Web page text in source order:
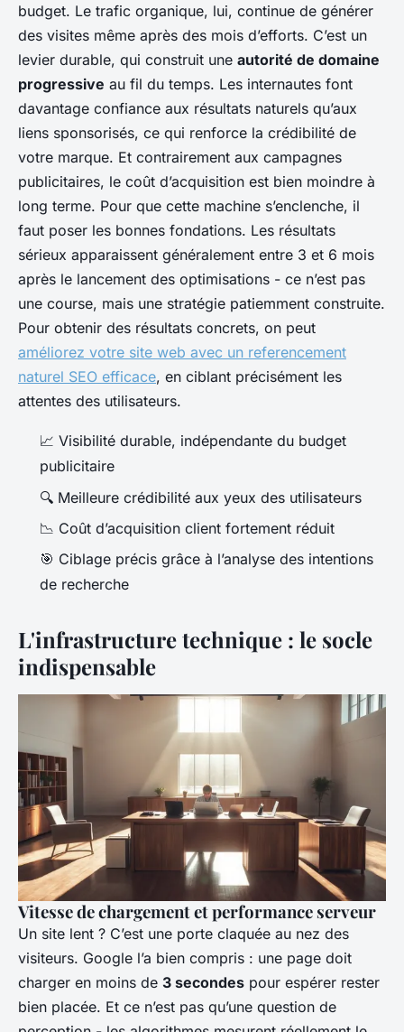
budget. Le trafic organique, lui, continue de générer
des visites même après des mois d’efforts. C’est un
levier durable, qui construit une autorité de domaine
progressive au fil du temps. Les internautes font
davantage confiance aux résultats naturels qu’aux
liens sponsorisés, ce qui renforce la crédibilité de
votre marque. Et contrairement aux campagnes
publicitaires, le coût d’acquisition est bien moindre à
long terme. Pour que cette machine s’enclenche, il
faut poser les bonnes fondations. Les résultats
sérieux apparaissent généralement entre 3 et 6 mois
après le lancement des optimisations - ce n’est pas
une course, mais une stratégie patiemment construite.
Pour obtenir des résultats concrets, on peut
améliorez votre site web avec un referencement
naturel SEO efficace, en ciblant précisément les
attentes des utilisateurs.
📈 Visibilité durable, indépendante du budget
publicitaire
🔍 Meilleure crédibilité aux yeux des utilisateurs
📉 Coût d’acquisition client fortement réduit
🎯 Ciblage précis grâce à l’analyse des intentions
de recherche
L'infrastructure technique : le socle
indispensable
Vitesse de chargement et performance serveur
Un site lent ? C’est une porte claquée au nez des
visiteurs. Google l’a bien compris : une page doit
charger en moins de 3 secondes pour espérer rester
bien placée. Et ce n’est pas qu’une question de